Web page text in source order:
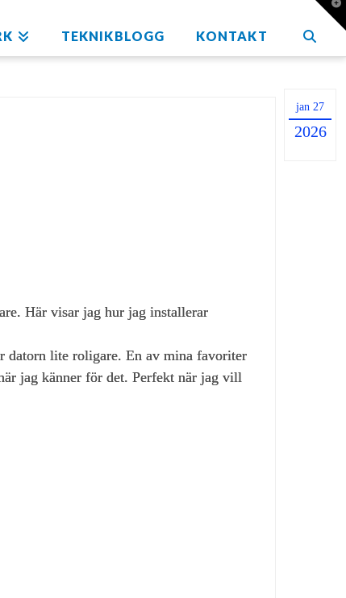
TEKNIKBLOGG KONTAKT
jan 27
2026
Här visar jag hur jag installerar
datorn lite roligare. En av mina favoriter
jag känner för det. Perfekt när jag vill